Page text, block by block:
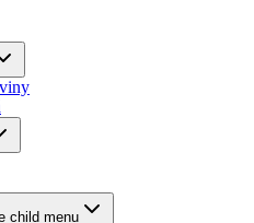
child menu